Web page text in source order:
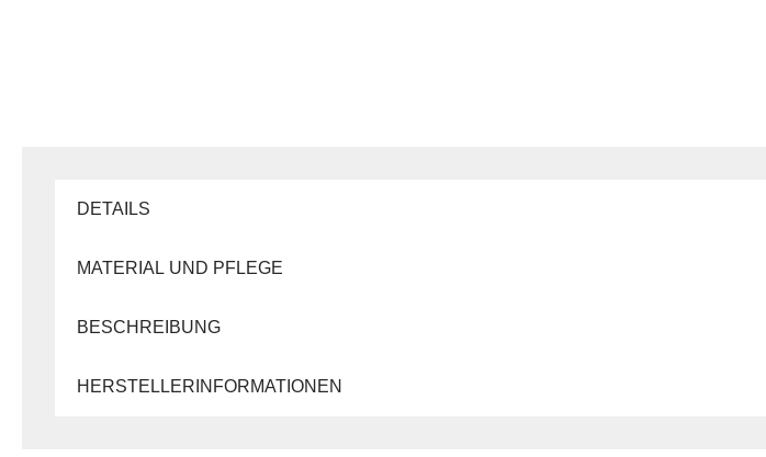
DETAILS
MATERIAL UND PFLEGE
BESCHREIBUNG
HERSTELLERINFORMATIONEN